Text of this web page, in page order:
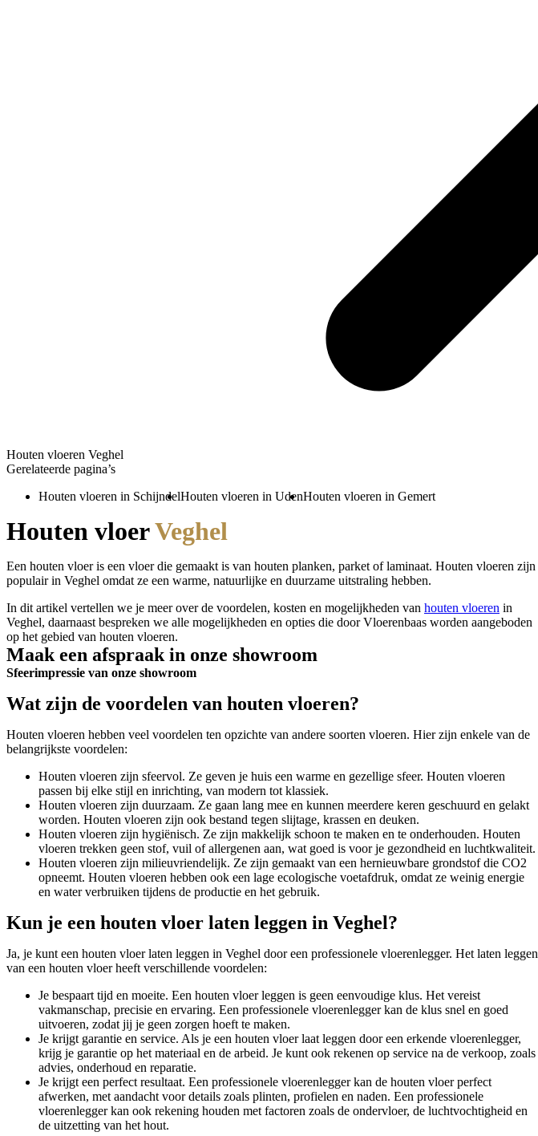
Houten vloeren Veghel
Gerelateerde pagina’s
Houten vloeren in SchijndelHouten vloeren in UdenHouten vloeren in Gemert
Houten vloerVeghel
Een houten vloer is een vloer die gemaakt is van houten planken, parket of laminaat. Houten vloeren zijn
populair in Veghel omdat ze een warme, natuurlijke en duurzame uitstraling hebben.
In dit artikel vertellen we je meer over de voordelen, kosten en mogelijkheden van houten vloeren in
Veghel, daarnaast bespreken we alle mogelijkheden en opties die door Vloerenbaas worden aangeboden
op het gebied van houten vloeren.
Maak een afspraak in onze showroom
Sfeerimpressie van onze showroom
Wat zijn de voordelen van houten vloeren?
Houten vloeren hebben veel voordelen ten opzichte van andere soorten vloeren. Hier zijn enkele van de
belangrijkste voordelen:
Houten vloeren zijn sfeervol. Ze geven je huis een warme en gezellige sfeer. Houten vloeren
passen bij elke stijl en inrichting, van modern tot klassiek.
Houten vloeren zijn duurzaam. Ze gaan lang mee en kunnen meerdere keren geschuurd en gelakt
worden. Houten vloeren zijn ook bestand tegen slijtage, krassen en deuken.
Houten vloeren zijn hygiënisch. Ze zijn makkelijk schoon te maken en te onderhouden. Houten
vloeren trekken geen stof, vuil of allergenen aan, wat goed is voor je gezondheid en luchtkwaliteit.
Houten vloeren zijn milieuvriendelijk. Ze zijn gemaakt van een hernieuwbare grondstof die CO2
opneemt. Houten vloeren hebben ook een lage ecologische voetafdruk, omdat ze weinig energie
en water verbruiken tijdens de productie en het gebruik.
Kun je een houten vloer laten leggen in Veghel?
Ja, je kunt een houten vloer laten leggen in Veghel door een professionele vloerenlegger. Het laten leggen
van een houten vloer heeft verschillende voordelen:
Je bespaart tijd en moeite. Een houten vloer leggen is geen eenvoudige klus. Het vereist
vakmanschap, precisie en ervaring. Een professionele vloerenlegger kan de klus snel en goed
uitvoeren, zodat jij je geen zorgen hoeft te maken.
Je krijgt garantie en service. Als je een houten vloer laat leggen door een erkende vloerenlegger,
krijg je garantie op het materiaal en de arbeid. Je kunt ook rekenen op service na de verkoop, zoals
advies, onderhoud en reparatie.
Je krijgt een perfect resultaat. Een professionele vloerenlegger kan de houten vloer perfect
afwerken, met aandacht voor details zoals plinten, profielen en naden. Een professionele
vloerenlegger kan ook rekening houden met factoren zoals de ondervloer, de luchtvochtigheid en
de uitzetting van het hout.